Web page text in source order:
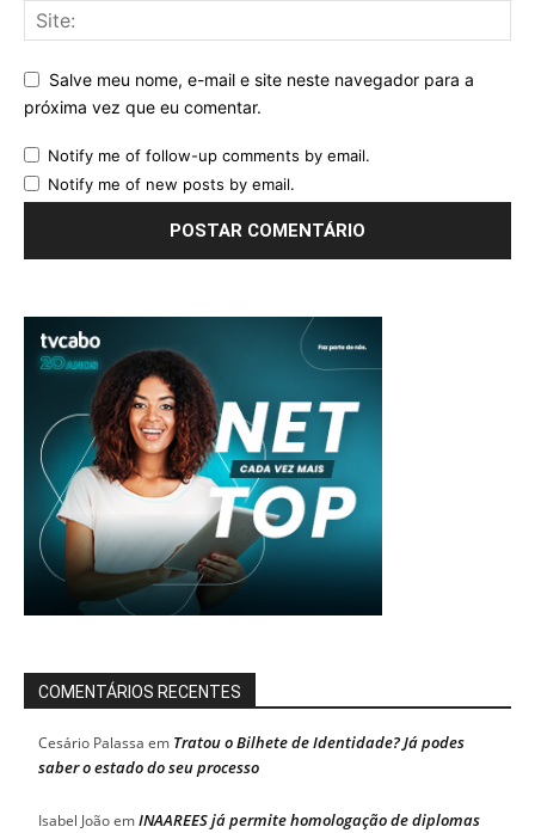
Salve meu nome, e-mail e site neste navegador para a
próxima vez que eu comentar.
Notify me of follow-up comments by email.
Notify me of new posts by email.
COMENTÁRIOS RECENTES
Cesário Palassa em Tratou o Bilhete de Identidade? Já podes
saber o estado do seu processo
Isabel JoãoemINAAREES já permite homologação de diplomas